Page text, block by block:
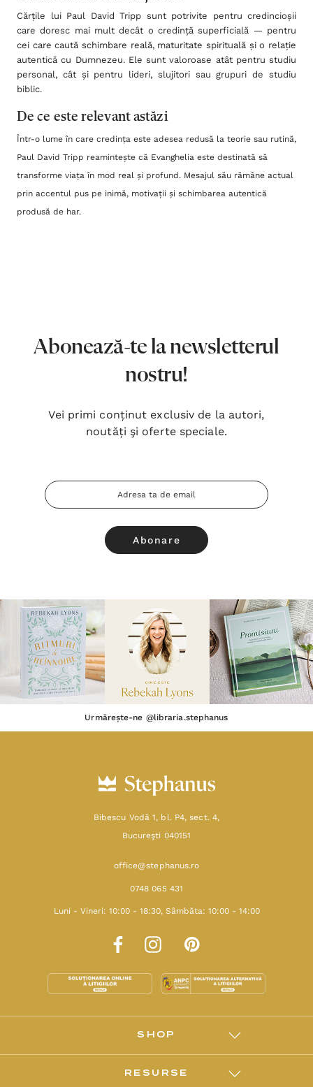
Cărțile lui Paul David Tripp sunt potrivite pentru credincioșii
care doresc mai mult decât o credință superficială — pentru
cei care caută schimbare reală, maturitate spirituală și o relație
autentică cu Dumnezeu. Ele sunt valoroase atât pentru studiu
personal, cât și pentru lideri, slujitori sau grupuri de studiu
biblic.
De ce este relevant astăzi
Într-o lume în care credința este adesea redusă la teorie sau rutină,
Paul David Tripp reamintește că Evanghelia este destinată să
transforme viața în mod real și profund. Mesajul său rămâne actual
prin accentul pus pe inimă, motivații și schimbarea autentică
produsă de har.
Abonează-te la newsletterul
nostru!
Vei primi conținut exclusiv de la autori,
noutăți şi oferte speciale.
Adresa
Email
Urmărește-ne @libraria.stephanus
Bibescu Vodă 1, bl. P4, sect. 4,
Bucureşti 040151
office@stephanus.ro
0748 065 431
Luni - Vineri: 10:00 - 18:30, Sâmbăta: 10:00 - 14:00
SHOP
RESURSE